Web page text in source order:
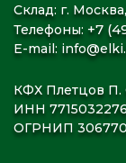
Склад: г.
Телефоны: +7
E-mail:
КФХ Плетцов П.
ИНН
ОГРНИП